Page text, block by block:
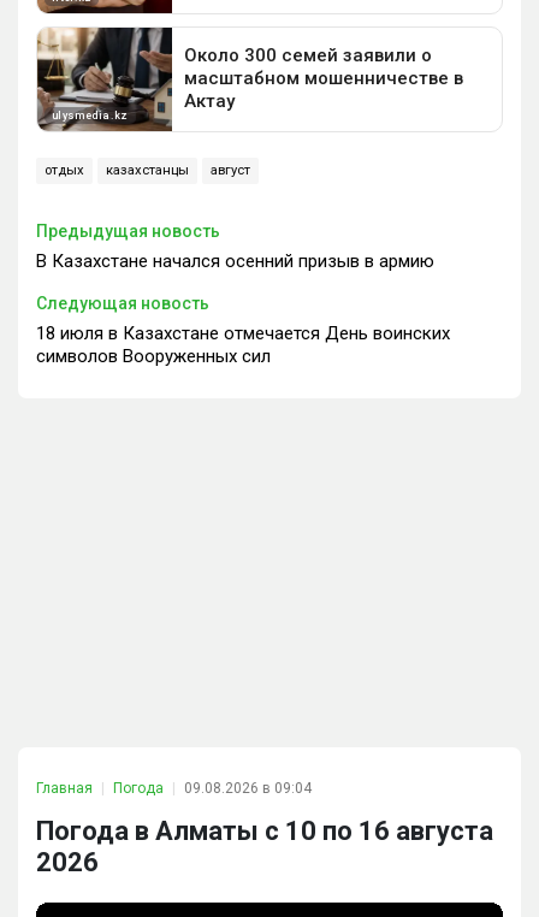
отдых казахстанцы август
Предыдущая новость
В Казахстане начался осенний призыв в армию
Следующая новость
18 июля в Казахстане отмечается День воинских
символов Вооруженных сил
Главная Погода 09.08.2026 в 09:04
Погода в Алматы с 10 по 16 августа
2026